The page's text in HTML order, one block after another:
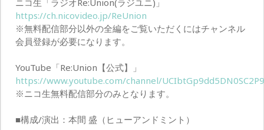
ニコ生「ラジオRe:Union(ラジユニ)」
https://ch.nicovideo.jp/ReUnion
※無料配信部分以外の全編をご覧いただくにはチャンネル
会員登録が必要になります。
YouTube「Re:Union【公式】」
https://www.youtube.com/channel/
※ニコ生無料配信部分のみとなります。
■構成/演出：本間 盛（ヒューアンドミント）